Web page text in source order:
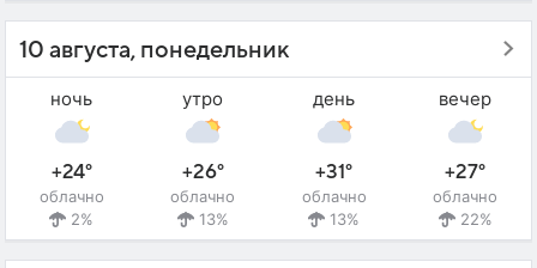
10 августа, понедельник
ночь
+24°
облачно
2%
утро
+26°
облачно
13%
день
+31°
облачно
13%
вечер
+27°
облачно
22%